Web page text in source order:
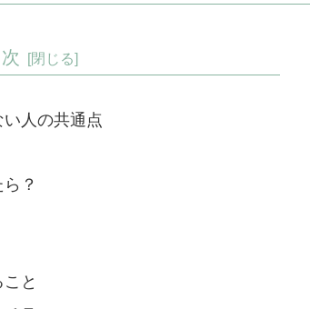
人の共通点
？
と